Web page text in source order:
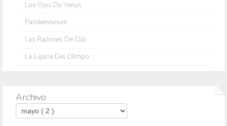
Los Ojos De Venus
Pandemónium
Las Razones De Clío
La Lujuria Del Olimpo
Archivo